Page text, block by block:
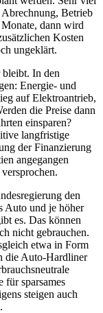
Betrieb
dann wird
Kosten
ungeklärt.
bleibt. In den
Energie- und
auf Elektroantrieb,
die Preise dann
einsparen?
langfristige
der Finanzierung
angegangen
den
Auto und je höher
es. Das können
nicht gebrauchen.
etwa in Form
die Auto-Hardliner
für sparsames
steigen auch